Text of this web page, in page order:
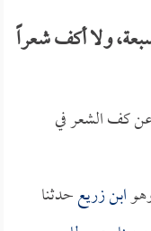
ولا أكف شعراً
عن كف الشعر في
ابن زريعحدثنا